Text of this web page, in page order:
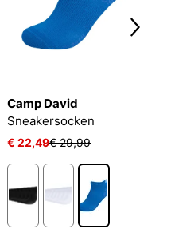
Camp David
Sneakersocken
€ 22,49€ 29,99